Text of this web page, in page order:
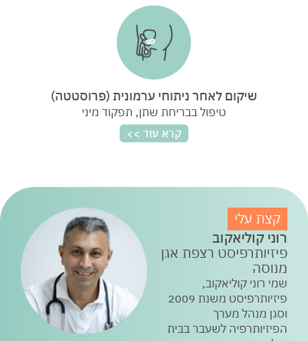
שיקום לאחר ניתוחי ערמונית (פרוסטטה)
טיפול בבריחת שתן, תפקוד מיני
קצת עלי
רוני קוליאקוב
פיזיותרפיסט רצפת אגן
מנוסה
שמי רוני קוליאקוב,
פיזיותרפיסט משנת 2009
וסגן מנהל מערך
הפיזיותרפיה לשעבר בבית